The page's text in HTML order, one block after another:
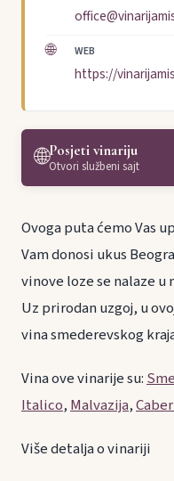
🌐 WEB
https://
🌐Posjeti vinariju
Otvori službeni sajt
Ovoga puta ćemo Vas
Vam donosi ukus
vinove loze se nalaze u
Uz prirodan uzgoj, u
vina smederevskog
Vina ove vinarije su:
Italico,Malvazija,
Više detalja o vinariji